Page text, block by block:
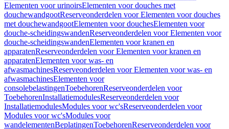
Elementen voor urinoirsElementen voor douches met
douchewandgootReserveonderdelen voor Elementen voor douches
met douchewandgootElementen voor douchesElementen voor
douche-scheidingswandenReserveonderdelen voor Elementen voor
douche-scheidingswandenElementen voor kranen en
apparatenReserveonderdelen voor Elementen voor kranen en
apparatenElementen voor was- en
afwasmachinesReserveonderdelen voor Elementen voor was- en
afwasmachinesElementen voor
consolebelastingenToebehorenReserveonderdelen voor
ToebehorenInstallatiemodulesReserveonderdelen voor
InstallatiemodulesModules voor wc'sReserveonderdelen voor
Modules voor wc'sModules voor
wandelementenBeplatingenToebehorenReserveonderdelen voor